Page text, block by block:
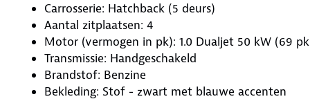
Carrosserie: Hatchback (5 deurs)
Aantal zitplaatsen: 4
Motor (vermogen in pk): 1.0 Dualjet 50 kW (69
Transmissie: Handgeschakeld
Brandstof: Benzine
Bekleding: Stof - zwart met blauwe accenten